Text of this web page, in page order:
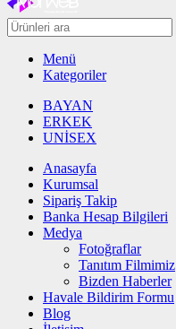
Menü
Kategoriler
BAYAN
ERKEK
UNİSEX
Anasayfa
Kurumsal
Sipariş Takip
Banka Hesap Bilgileri
Medya
Fotoğraflar
Tanıtım Filmimiz
Bizden Haberler
Havale Bildirim Formu
Blog